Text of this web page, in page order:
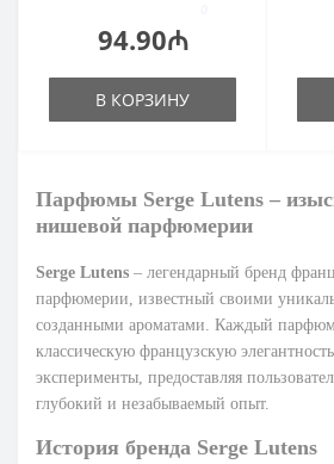
94.90₼
В КОРЗИНУ
Парфюмы Serge Lutens –
нишевой парфюмерии
Serge Lutens – легендарный бренд
парфюмерии, известный своими
созданными ароматами. Каждый парфюм
классическую французскую
эксперименты, предоставляя
глубокий и незабываемый опыт.
История бренда Serge Lutens